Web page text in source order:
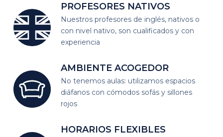
PROFESORES NATIVOS
Nuestros profesores de inglés, nativos o
con nivel nativo, son cualificados y con
experiencia
AMBIENTEACOGEDOR
No tenemos aulas: utilizamos espacios
diáfanos con cómodos sofás y sillones
rojos
HORARIOS FLEXIBLES